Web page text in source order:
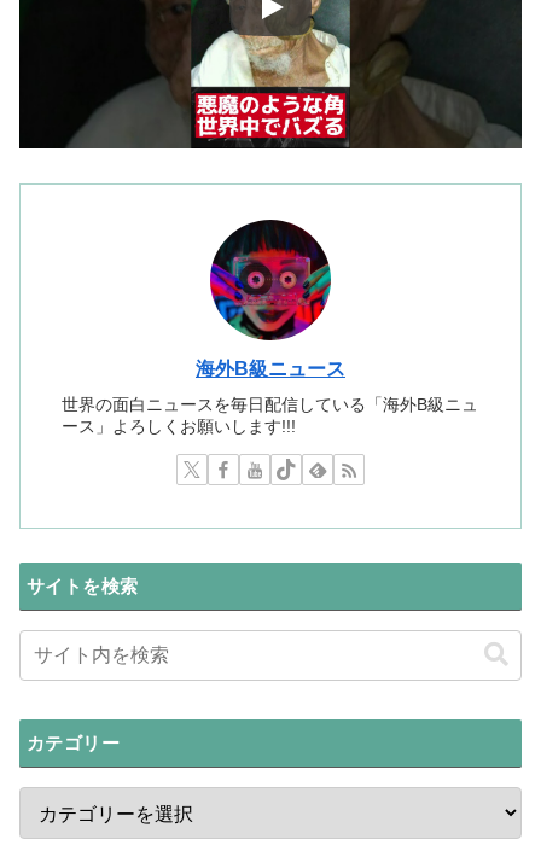
海外B級ニュース
世界の面白ニュースを毎日配信している「海外B級ニュ
ース」よろしくお願いします!!!
サイトを検索
カテゴリー